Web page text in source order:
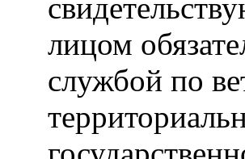
лицом
службой по